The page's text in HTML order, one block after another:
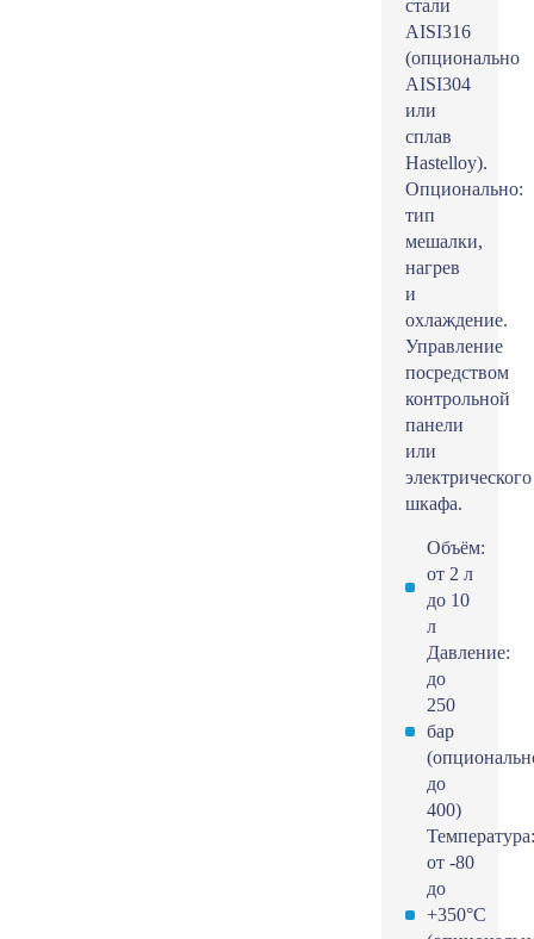
стали
AISI316
(опционально
AISI304
или
сплав
Hastelloy).
Опционально:
тип
мешалки,
нагрев
и
охлаждение.
Управление
посредством
контрольной
панели
или
электрического
шкафа.
Объём:
от 2 л
до 10
л
Давление:
до
250
бар
до
400)
Температура:
от -80
до
+350°С